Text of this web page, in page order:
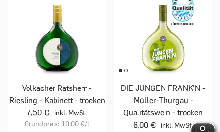
Volkacher Ratsherr -
Riesling - Kabinett - trocken
7,50 €
inkl. MwSt.
Grundpreis: 10,00 €/l
DIE JUNGEN FRANK'N -
Müller-Thurgau -
Qualitätswein - trocken
6,00 €
inkl. MwSt.